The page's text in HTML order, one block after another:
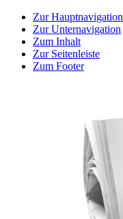
Zur Hauptnavigation
Zur Unternavigation
Zum Inhalt
Zur Seitenleiste
Zum Footer